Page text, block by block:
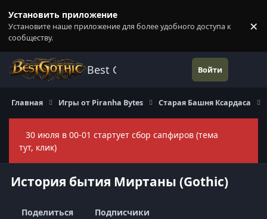
Установить приложение
Установите наше приложение для более удобного доступа к
сообществу.
×
Best Gothic Forums Войти
Главная Игры от Piranha Bytes Старая Башня Ксардаса
30 июля в 00-01 стартует сбор сапфиров (тема
тут, клик)
История бытия Миртаны (Gothic)
Поделиться Подписчики